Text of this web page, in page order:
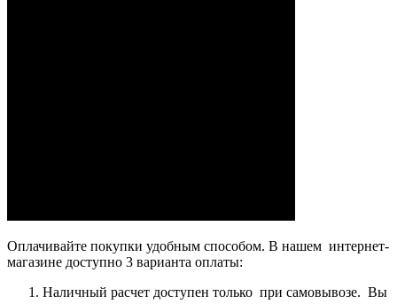
Оплачивайте покупки удобным способом. В нашем интернет-
магазине доступно 3 варианта оплаты:
Наличный расчет доступен только при самовывозе. Вы